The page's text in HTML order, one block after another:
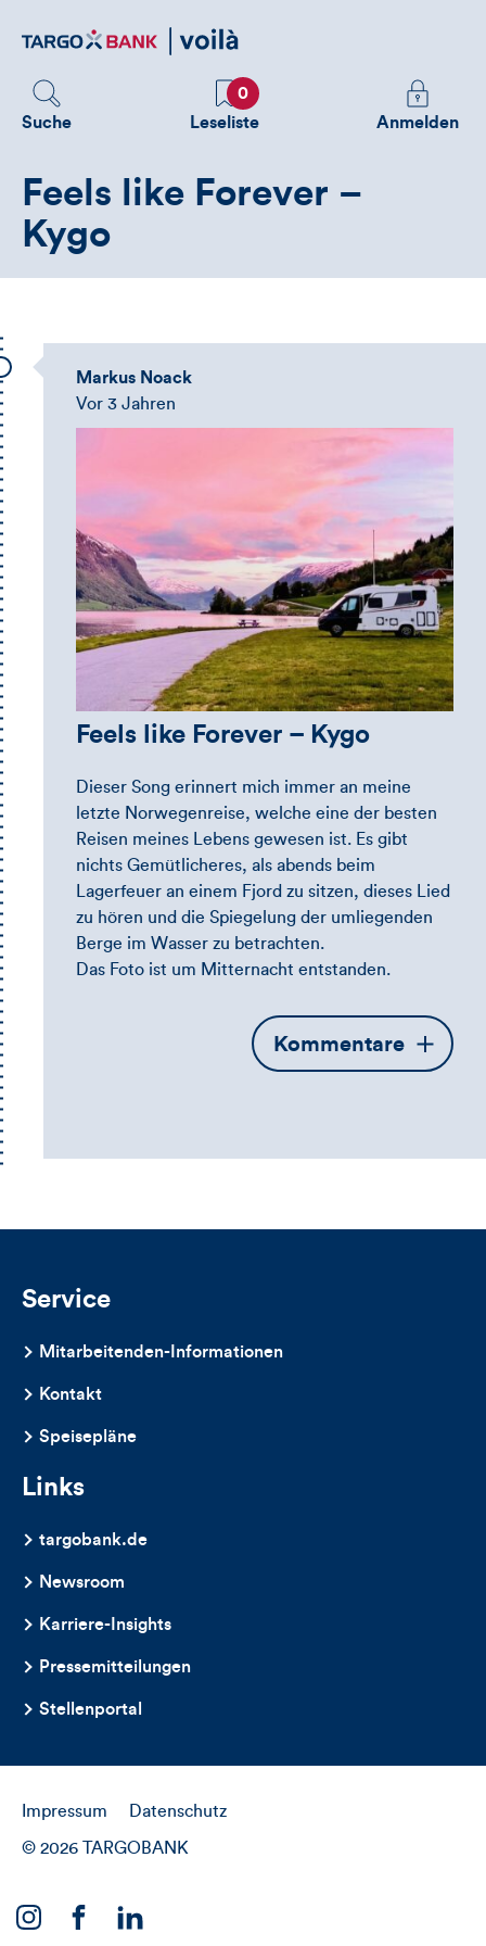
zum
Suche
Favoriten
0
Leseliste
Melden
Sie
Anmelden
Feels like Forever –
Kygo
Markus Noack
Vor 3 Jahren
Feels like Forever – Kygo
Dieser Song erinnert mich immer an meine
letzte Norwegenreise, welche eine der besten
Reisen meines Lebens gewesen ist. Es gibt
nichts Gemütlicheres, als abends beim
Lagerfeuer an einem Fjord zu sitzen, dieses Lied
zu hören und die Spiegelung der umliegenden
Berge im Wasser zu betrachten.
Das Foto ist um Mitternacht entstanden.
Öffnet
die
Kommentare
Service
Mitarbeitenden-Informationen
Kontakt
Speisepläne
Links
targobank.de
Newsroom
Karriere-Insights
Pressemitteilungen
Stellenportal
Impressum Datenschutz
© 2026 TARGOBANK